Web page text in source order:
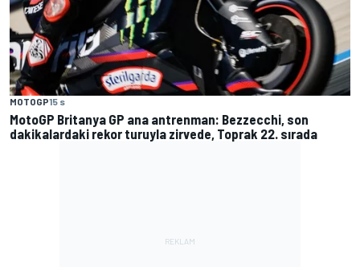
MOTOGP15 s
MotoGP Britanya GP ana antrenman: Bezzecchi, son
dakikalardaki rekor turuyla zirvede, Toprak 22. sırada